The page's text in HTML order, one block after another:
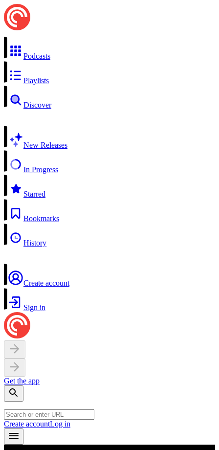
Podcasts
Playlists
Discover
New Releases
In Progress
Starred
Bookmarks
History
Create account
Sign in
Get the app
Create accountLog in